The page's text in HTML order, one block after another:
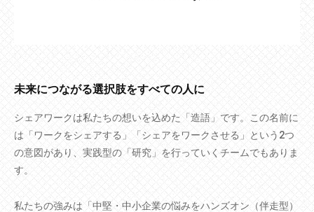
未来につながる選択肢をすべての人に
シェアワークは私たちの想いを込めた「造語」です。この名前に
は「ワークをシェアする」「シェアをワークさせる」という2つ
の意図があり、実践型の「研究」を行っていくチームでもありま
す。
私たちの強みは「中堅・中小企業の悩みをハンズオン（伴走型）